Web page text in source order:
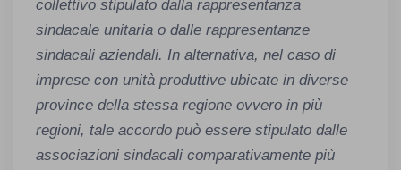
collettivo stipulato dalla rappresentanza
sindacale unitaria o dalle rappresentanze
sindacali aziendali. In alternativa, nel caso di
imprese con unità produttive ubicate in diverse
province della stessa regione ovvero in più
regioni, tale accordo può essere stipulato dalle
associazioni sindacali comparativamente più